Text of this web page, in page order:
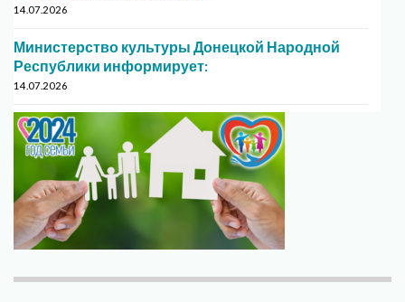
14.07.2026
Министерство культуры Донецкой Народной
Республики информирует:
14.07.2026